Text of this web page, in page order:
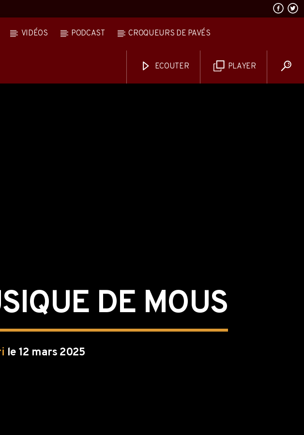
VIDÉOS PODCAST CROQUEURS DE PAVÉS
PLAYER
ECOUTER
DE MOUS
le 12 mars 2025